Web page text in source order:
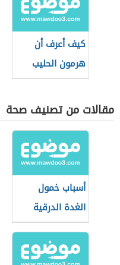
كيف أعرف أن
هرمون الحليب
مرتفع
مقالات من تصنيف صحة
أسباب خمول
الغدة الدرقية